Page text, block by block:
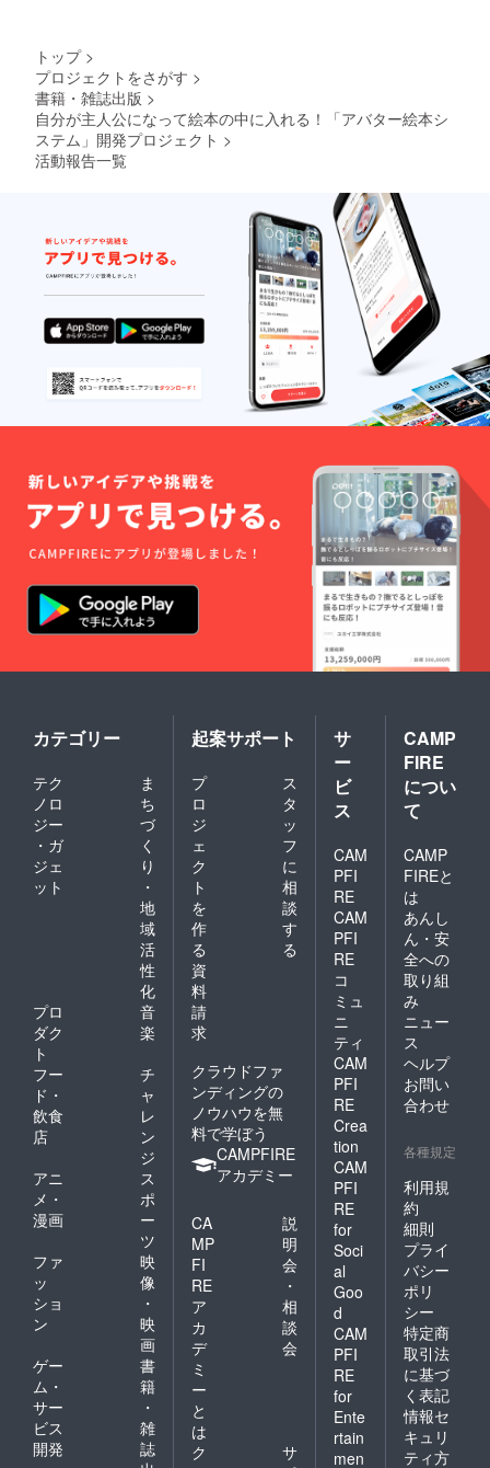
の内容
ともに
掲載さ
せてい
ただき
ます
※2021
年8月以
降順次
お届け
予定
アバ
ター絵
してお
りま
す。 ※
お申し
込み時
に「シ
ンデレ
ラ」と
「桃太
郎」の2
種類の
うち、
お好き
な方を
いただ
けま
す。
トップ >
プロジェクトをさがす >
書籍・雑誌出版 >
自分が主人公になって絵本の中に入れる！「アバター絵本シ
ステム」開発プロジェクト >
活動報告一覧
カテゴリー
テク
ノロ
ジー
・ガ
ジェ
ット
ま
ち
づ
く
り
・
地
域
活
性
化
プロ
ダク
ト
音
楽
フー
ド・
飲食
店
チ
ャ
レ
ン
ジ
アニ
メ・
漫画
ス
ポ
ー
ツ
ファ
ッ
ショ
ン
映
像
・
映
画
ゲー
ム・
サー
ビス
開発
書
籍
・
雑
誌
起案サポート
プ
ロ
ジ
ェ
ク
ト
を
作
る
ス
タ
ッ
フ
に
相
談
す
る
資
料
請
求
クラウドファ
ンディングの
ノウハウを無
料で学ぼう
CAMPFIRE
アカデミー
CA
MP
FI
RE
ア
カ
デ
ミ
ー
と
は
説
明
会
・
相
談
会
ク
サ
サ
ー
ビ
ス
CAM
PFI
RE
CAM
PFI
RE
コ
ミュ
ニ
ティ
CAM
PFI
RE
Crea
tion
CAM
PFI
RE
for
Soci
al
Goo
d
CAM
PFI
RE
for
Ente
rtain
men
CAMP
FIRE
につい
て
CAMP
FIREと
は
あんし
ん・安
全への
取り組
み
ニュー
ス
ヘルプ
お問い
合わせ
各種規定
利用規
約
細則
プライ
バシー
ポリ
シー
特定商
取引法
に基づ
く表記
情報セ
キュリ
ティ方